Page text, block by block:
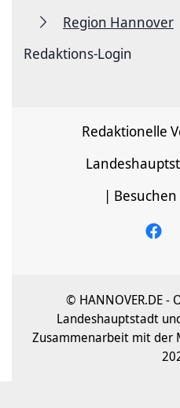
Region Hannover
Redaktions-Login
Redaktionelle
|
© HANNOVER.DE -
Landeshauptstadt
Zusammenarbeit mit der